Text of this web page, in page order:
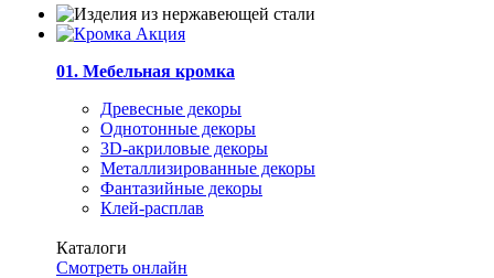
01. Мебельная кромка
Древесные декоры
Однотонные декоры
3D-акриловые декоры
Металлизированные декоры
Фантазийные декоры
Клей-расплав
Каталоги
Смотреть онлайн